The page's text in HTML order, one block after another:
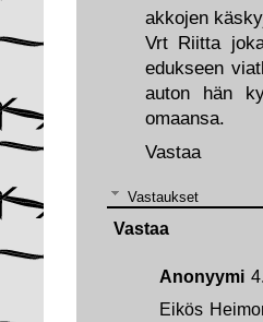
akkojen
Vrt Riitta
edukseen
auton hän
omaansa.
Vastaa
Vastaukset
Anonyymi
Eikös
Vastaa